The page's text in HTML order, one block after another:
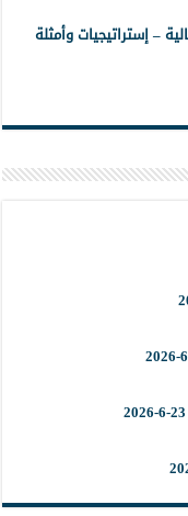
– إستراتيجيات وأمثلة